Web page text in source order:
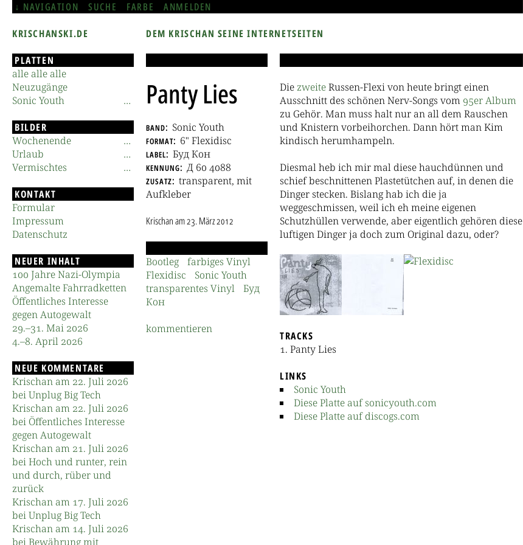
NAVIGATION SUCHE FARBE ANMELDEN
KRISCHANSKI.DE DEM KRISCHAN SEINE INTERNETSEITEN
Panty Lies
band Sonic Youth
format 6" Flexidisc
label Буд Кон
kennung Д 60 4088
zusatz transparent, mit
Aufkleber
Krischanam23. März 2012
Die zweiteRussen-Flexi von heute bringt einen
Ausschnitt des schönen Nerv-Songs vom 95er Album
zu Gehör. Man muss halt nur an all dem Rauschen
und Knistern vorbeihorchen. Dann hört man Kim
kindisch herumhampeln.
Diesmal heb ich mir mal diese hauchdünnen und
schief beschnittenen Plastetütchen auf, in denen die
Dinger stecken. Bislang hab ich die ja
weggeschmissen, weil ich eh meine eigenen
Schutzhüllen verwende, aber eigentlich gehören diese
luftigen Dinger ja doch zum Original dazu, oder?
TRACKS
Panty Lies
LINKS
Sonic Youth
Diese Platte auf sonicyouth.com
Diese Platte auf discogs.com
Bootleg
farbiges Vinyl
Flexidisc
Sonic Youth
transparentes Vinyl
Буд
Кон
kommentieren
PLATTEN
alle alle alle
Neuzugänge
Sonic Youth
BILDER
Wochenende
Urlaub
Vermischtes
KONTAKT
Formular
Impressum
Datenschutz
NEUER INHALT
100 Jahre Nazi-Olympia
Angemalte Fahrradketten
Öffentliches Interesse
gegen Autogewalt
29.–31. Mai 2026
4.–8. April 2026
NEUE KOMMENTARE
Krischan am 22. Juli 2026
bei Unplug Big Tech
Krischan am 22. Juli 2026
bei Öffentliches Interesse
gegen Autogewalt
Krischan am 21. Juli 2026
bei Hoch und runter, rein
und durch, rüber und
zurück
Krischan am 17. Juli 2026
bei Unplug Big Tech
Krischan am 14. Juli 2026
bei Bewährung mit